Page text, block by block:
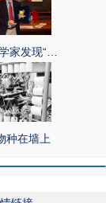
家发现“…
种在墙上